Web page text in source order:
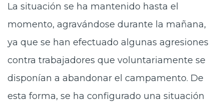
La situación se ha mantenido hasta el
momento, agravándose durante la mañana,
ya que se han efectuado algunas agresiones
contra trabajadores que voluntariamente se
disponían a abandonar el campamento. De
esta forma, se ha configurado una situación